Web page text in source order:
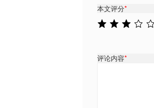
本文评分*
评论内容*